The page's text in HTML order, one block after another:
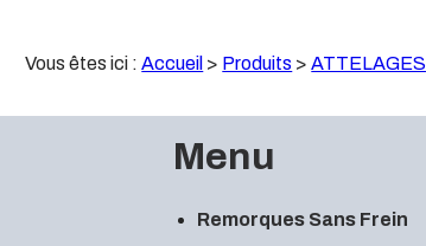
Vous êtes ici :Accueil > Produits >ATTELAGES
Menu
Remorques Sans Frein